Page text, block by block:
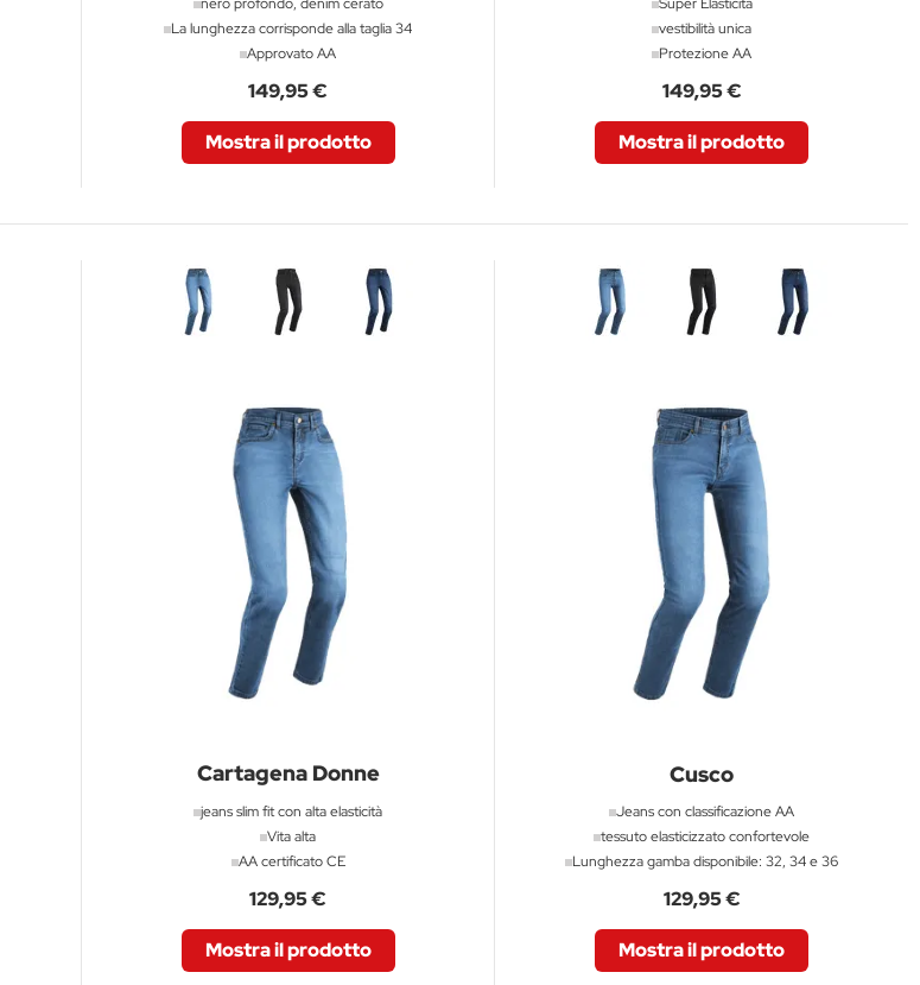
La lunghezza corrisponde alla taglia 34
Approvato AA
149,95 €
Mostra il prodotto
vestibilità unica
Protezione AA
149,95 €
Mostra il prodotto
Cartagena Donne
jeans slim fit con alta elasticità
Vita alta
AA certificato CE
129,95 €
Mostra il prodotto
Cusco
Jeans con classificazione AA
tessuto elasticizzato confortevole
Lunghezza gamba disponibile: 32, 34 e 36
129,95 €
Mostra il prodotto